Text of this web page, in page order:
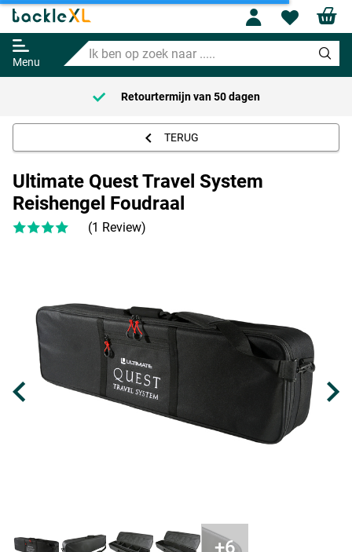
Menu
Ik
ben
op
zoek
naar
Profile
Ultimate Quest Travel System
Reishengel Foudraal
Adviesprijs
74.95
64.95
Retourtermijn van 50 dagen
TERUG
Ultimate Quest Travel System
Reishengel Foudraal
(1 Review)